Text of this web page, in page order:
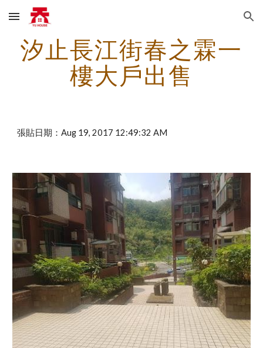
Skip to main content Skip to navigation
汐止長江街春之霖一
樓大戶出售
張貼日期：Aug 19, 2017 12:49:32 AM